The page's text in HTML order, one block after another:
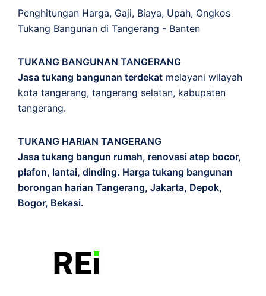
Penghitungan Harga, Gaji, Biaya, Upah, Ongkos
Tukang Bangunan di Tangerang - Banten
TUKANG BANGUNAN TANGERANG
Jasa tukang bangunan terdekat melayani wilayah
kota tangerang, tangerang selatan, kabupaten
tangerang.
TUKANG HARIAN TANGERANG
Jasa tukang bangun rumah, renovasi atap bocor,
plafon, lantai, dinding. Harga tukang bangunan
borongan harian Tangerang, Jakarta, Depok,
Bogor, Bekasi.